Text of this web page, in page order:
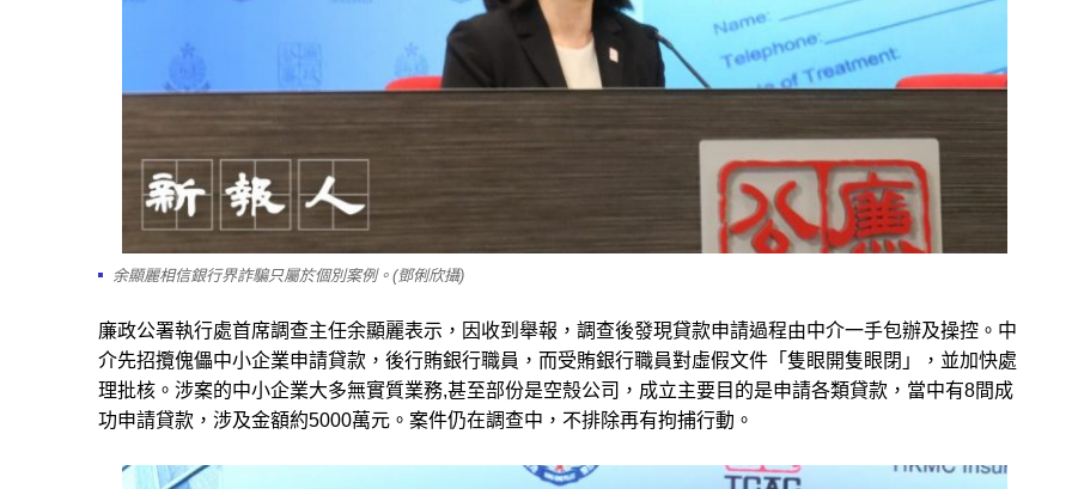
余顯麗相信銀行界詐騙只屬於個別案例。(鄧俐欣攝)
廉政公署執行處首席調查主任余顯麗表示，因收到舉報，調查後發現貸款申請過程由中介一手包辦及操控。中
介先招攬傀儡中小企業申請貸款，後行賄銀行職員，而受賄銀行職員對虛假文件「隻眼開隻眼閉」，並加快處
理批核。涉案的中小企業大多無實質業務,甚至部份是空殼公司，成立主要目的是申請各類貸款，當中有8間成
功申請貸款，涉及金額約5000萬元。案件仍在調查中，不排除再有拘捕行動。